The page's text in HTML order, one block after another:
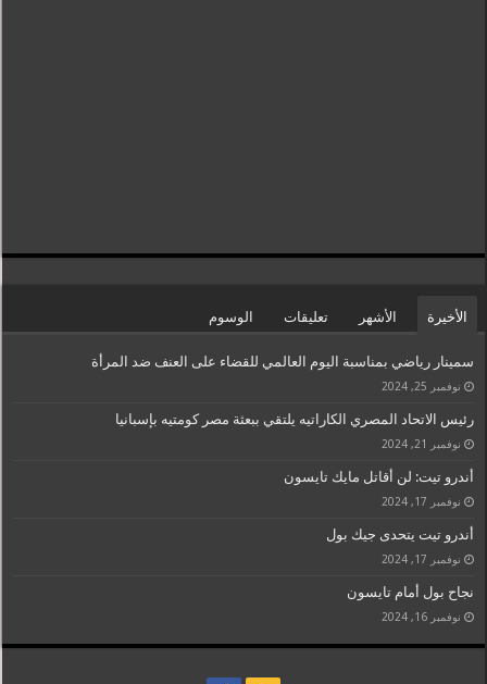
الأخيرة الأشهر تعليقات الوسوم
سمينار رياضي بمناسبة اليوم العالمي للقضاء على العنف ضد المرأة
نوفمبر 25, 2024
رئيس الاتحاد المصري الكاراتيه يلتقي ببعثة مصر كومتيه بإسبانيا
نوفمبر 21, 2024
أندرو تيت: لن أقاتل مايك تايسون
نوفمبر 17, 2024
أندرو تيت يتحدى جيك بول
نوفمبر 17, 2024
نجاح بول أمام تايسون
نوفمبر 16, 2024